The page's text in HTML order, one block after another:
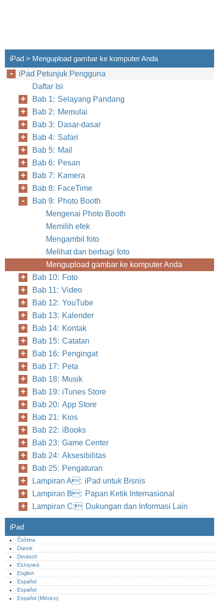
iPad > Mengupload gambar ke komputer Anda
iPad Petunjuk Pengguna
Daftar Isi
Bab 1: Selayang Pandang
Bab 2: Memulai
Bab 3: Dasar-dasar
Bab 4: Safari
Bab 5: Mail
Bab 6: Pesan
Bab 7: Kamera
Bab 8: FaceTime
Bab 9: Photo Booth
Mengenai Photo Booth
Memilih efek
Mengambil foto
Melihat dan berbagi foto
Mengupload gambar ke komputer Anda
Bab 10: Foto
Bab 11: Video
Bab 12: YouTube
Bab 13: Kalender
Bab 14: Kontak
Bab 15: Catatan
Bab 16: Pengingat
Bab 17: Peta
Bab 18: Musik
Bab 19: iTunes Store
Bab 20: App Store
Bab 21: Kios
Bab 22: iBooks
Bab 23: Game Center
Bab 24: Aksesibilitas
Bab 25: Pengaturan
Lampiran A: iPad untuk Bisnis
Lampiran B: Papan Ketik Internasional
Lampiran C: Dukungan dan Informasi Lain
iPad
Čeština
Dansk
Deutsch
Ελληνικά
English
Español
Español
Español (México)‎